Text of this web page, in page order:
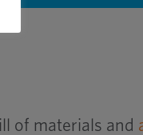
of materials and